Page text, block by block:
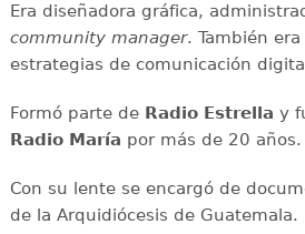
Era diseñadora gráfica,
community manager. También
estrategias de comunicación
Formó parte de Radio Estrella y
Radio María por más de 20 años.
Con su lente se encargó de
de la Arquidiócesis de Guatemala.